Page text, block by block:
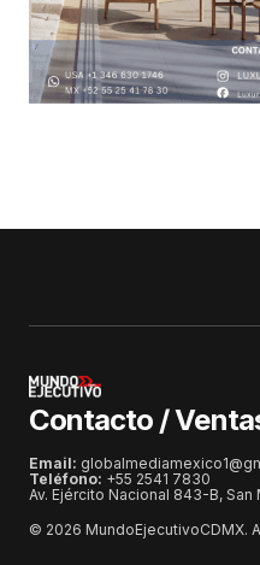
Contacto /
Email:
Teléfono: +55 2541 7830
Av. Ejército Nacional 843-B, San
© 2026 MundoEjecutivoCDMX.